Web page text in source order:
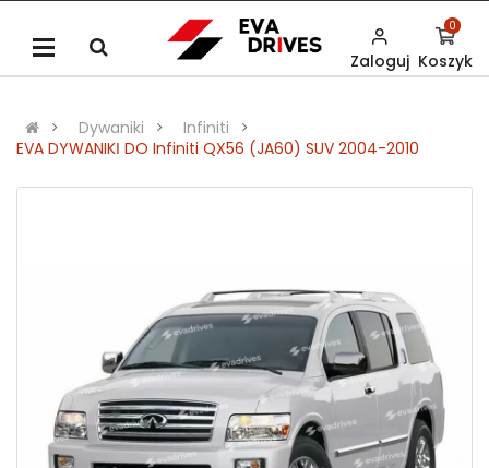
Zaloguj Koszyk
0
Dywaniki
Infiniti
EVA DYWANIKІ DO Infiniti QX56 (JA60) SUV 2004-2010